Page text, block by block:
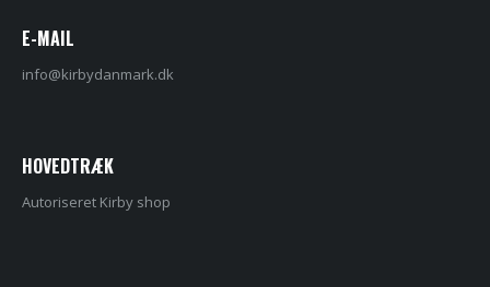
E-MAIL
info@kirbydanmark.dk
HOVEDTRÆK
Autoriseret Kirby shop